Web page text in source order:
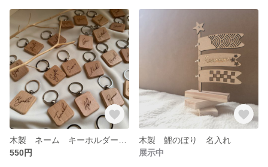
550円
木製 鯉のぼり 名入れ
展示中